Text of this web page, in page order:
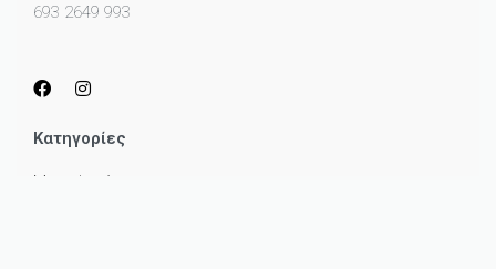
693 2649 993
Κατηγορίες
Μικροέπιπλα